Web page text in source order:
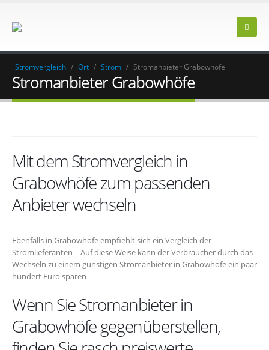
Stromvergleich / Ort / Strom / Stromanbieter Grabowhöfe
Stromanbieter Grabowhöfe
Mit dem Stromvergleich in
Grabowhöfe zum passenden
Anbieter wechseln
Ebenfalls in Grabowhöfe empfiehlt sich ein Vergleich der
Stromlieferanten – Auf diese Weise kann der Verbraucher durch das
Wechseln zu einem günstigen Stromanbieter in Grabowhöfe ein paar
hundert Euro sparen
Wenn Sie Stromanbieter in
Grabowhöfe gegenüberstellen,